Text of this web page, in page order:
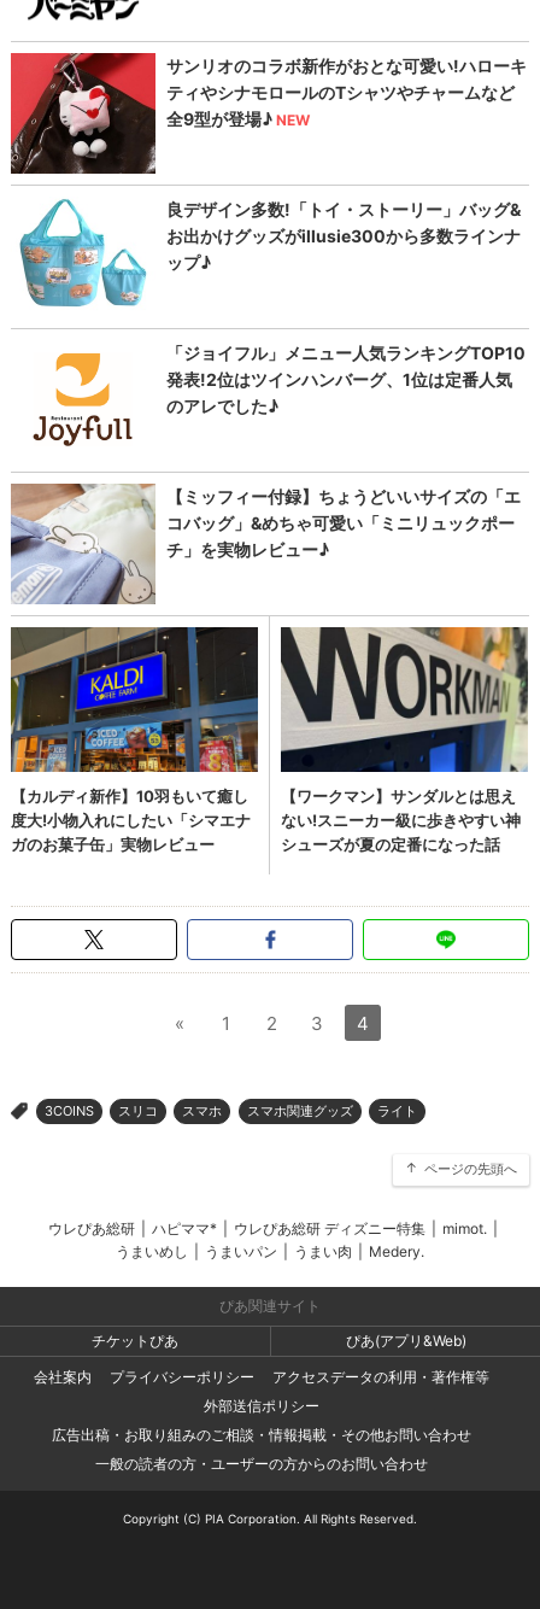
« 1 2 3 4
> 3COINS スリコ スマホ スマホ関連グッズ ライト
ページの先頭へ
ウレぴあ総研 ハピママ* ウレぴあ総研 ディズニー特集 mimot.
うまいめし
うまいパン うまい肉 Medery.
ぴあ関連サイト
チケットぴあ
ぴあ(アプリ&Web)
会社案内
プライバシーポリシー
アクセスデータの利用・著作権等
外部送信ポリシー
広告出稿・お取り組みのご相談・情報掲載・その他お問い合わせ
一般の読者の方・ユーザーの方からのお問い合わせ
Copyright (C) PIA Corporation. All Rights Reserved.